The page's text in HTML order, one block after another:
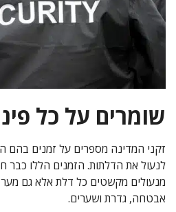
שומרים על כל
זקני המדינה מספרים על זמנים בהם
לנעול את הדלתות. הזמנים הללו כבר
מנעולים מקשטים כל דלת אלא גם
אבטחה, גדרת ושערים.